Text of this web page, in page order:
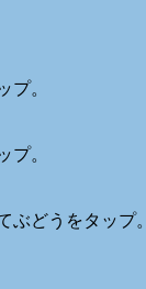
プ。
プ。
ぶどうをタップ。